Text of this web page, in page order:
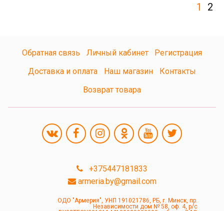
1 2
Обратная связь Личный кабинет
Регистрация
Доставка и оплата
Наш магазин
Контакты
Возврат товара
+375447181833
armeria.by@gmail.com
ОДО "Армерия", УНП 191021786, РБ, г. Минск, пр.
Независимости дом № 58, оф. 4, р/с